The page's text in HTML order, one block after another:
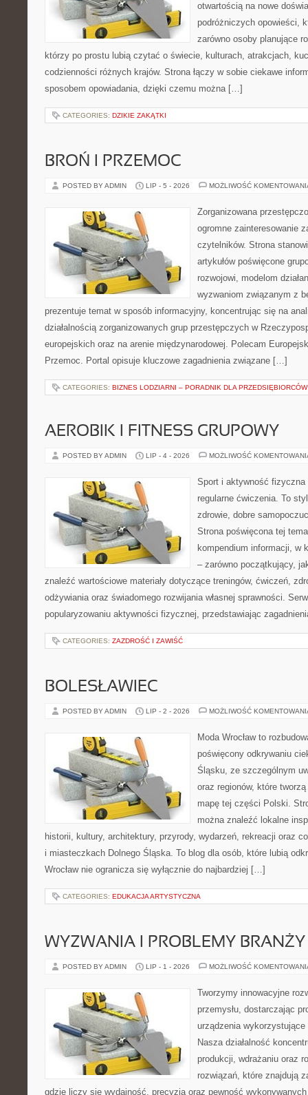
otwartością na nowe
podróżniczych opowieści,
zarówno osoby planujące
którzy po prostu lubią czytać o świecie, kulturach, atrakcjach,
codzienności różnych krajów. Strona łączy w sobie ciekawe
sposobem opowiadania, dzięki czemu można […]
CATEGORIES: DZIKIE ZAKĄTKI
BROŃ I PRZEMOC
POSTED BY ADMIN LIP - 5 - 2026 MOŻLIWOŚĆ
Zorganizowana
ogromne zainteresowanie
czytelników. Strona
artykułów poświęcone
rozwojowi, modelom
wyzwaniom związanym z
prezentuje temat w sposób informacyjny, koncentrując się na
działalnością zorganizowanych grup przestępczych w
europejskich oraz na arenie międzynarodowej. Polecam
Przemoc. Portal opisuje kluczowe zagadnienia związane […]
CATEGORIES: BIZNES LODZIARNI – PORADNIK DLA PRZEDSIĘBIORCÓW
AEROBIK I FITNESS GRUPOWY
POSTED BY ADMIN LIP - 4 - 2026 MOŻLIWOŚĆ
Sport i aktywność
regularne ćwiczenia. To
zdrowie, dobre
Strona poświęcona tej
kompendium informacji, w
– zarówno początkujący,
znaleźć wartościowe materiały dotyczące treningów, ćwiczeń,
odżywiania oraz świadomego rozwijania własnej sprawności.
popularyzowaniu aktywności fizycznej, przedstawiając
CATEGORIES: ZAZDROŚĆ I ZAWIŚĆ
BOLESŁAWIEC
POSTED BY ADMIN LIP - 2 - 2026 MOŻLIWOŚĆ
Moda Wrocław to
poświęcony odkrywaniu
Śląsku, ze szczególnym
oraz regionów, które
mapę tej części Polski.
można znaleźć lokalne
historii, kultury, architektury, przyrody, wydarzeń, rekreacji oraz
i miasteczkach Dolnego Śląska. To blog dla osób, które lubią
Wrocław nie ogranicza się wyłącznie do najbardziej […]
CATEGORIES: EDUKACJA ARTYSTYCZNA
WYZWANIA I PROBLEMY BRANŻY
POSTED BY ADMIN LIP - 1 - 2026 MOŻLIWOŚĆ
Tworzymy innowacyjne
przemysłu, dostarczając
urządzenia
Nasza działalność
produkcji, wdrażaniu oraz
rozwiązań, które znajdują
gdzie liczy się wydajność, precyzja oraz pewność